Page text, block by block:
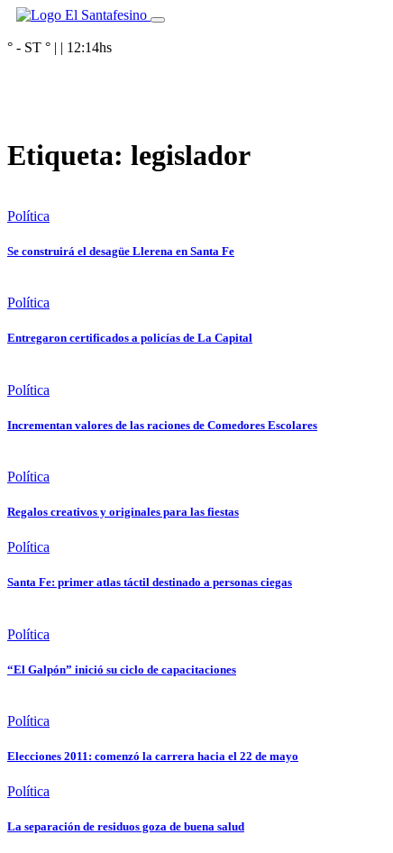
° - ST ° | | 12:14hs
Etiqueta: legislador
Política
Se construirá el desagüe Llerena en Santa Fe
Política
Entregaron certificados a policías de La Capital
Política
Incrementan valores de las raciones de Comedores Escolares
Política
Regalos creativos y originales para las fiestas
Política
Santa Fe: primer atlas táctil destinado a personas ciegas
Política
“El Galpón” inició su ciclo de capacitaciones
Política
Elecciones 2011: comenzó la carrera hacia el 22 de mayo
Política
La separación de residuos goza de buena salud